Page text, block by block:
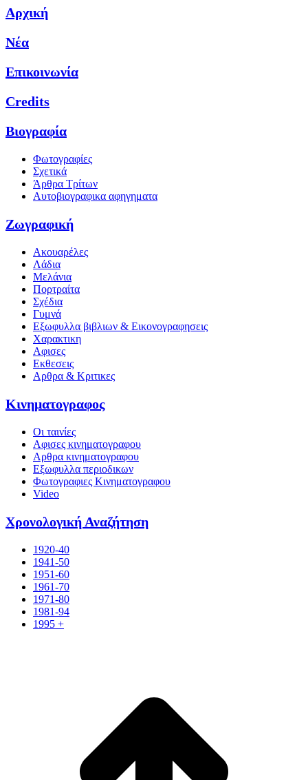
Αρχική
Νέα
Επικοινωνία
Credits
Βιογραφία
Φωτογραφίες
Σχετικά
Άρθρα Τρίτων
Αυτοβιογραφικα αφηγηματα
Ζωγραφική
Ακουαρέλες
Λάδια
Μελάνια
Πορτραίτα
Σχέδια
Γυμνά
Εξωφυλλα βιβλιων & Εικονογραφησεις
Χαρακτικη
Αφισες
Εκθεσεις
Αρθρα & Κριτικες
Κινηματογραφος
Οι ταινίες
Αφισες κινηματογραφου
Αρθρα κινηματογραφου
Εξωφυλλα περιοδικων
Φωτογραφιες Κινηματογραφου
Video
Χρονολογική Αναζήτηση
1920-40
1941-50
1951-60
1961-70
1971-80
1981-94
1995 +